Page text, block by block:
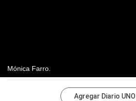
Mónica Farro.
Agregar Diario